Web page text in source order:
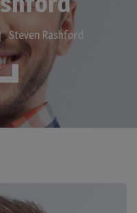
Steven Rashford